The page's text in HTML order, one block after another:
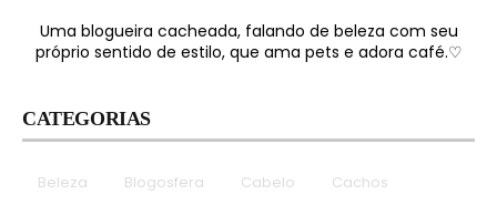
Uma blogueira cacheada, falando de beleza com seu
próprio sentido de estilo, que ama pets e adora café.♡
CATEGORIAS
Beleza Blogosfera Cabelo
Cachos